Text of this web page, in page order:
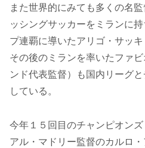
また世界的にみても多くの名
ッシングサッカーをミランに
プ連覇に導いたアリゴ・サッキ
その後のミランを率いたファ
ンド代表監督）も国内リーグ
している。
今年１５回目のチャンピオン
アル・マドリー監督のカルロ